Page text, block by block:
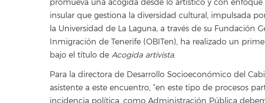
promueva una acogida desde lo artístico y con enfoque
insular que gestiona la diversidad cultural, impulsada
la Universidad de La Laguna, a través de su Fundación
Inmigración de Tenerife (OBITen), ha realizado un
bajo el título de Acogida artivista.
Para la directora de Desarrollo Socioeconómico del
asistente a este encuentro, “en este tipo de procesos